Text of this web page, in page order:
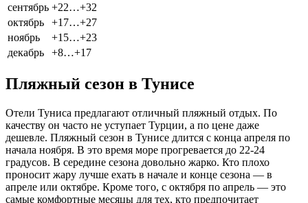
сентябрь +22…+32
октябрь
+17…+27
ноябрь
+15…+23
декабрь
+8…+17
Пляжный сезон в Тунисе
Отели Туниса предлагают отличный пляжный отдых. По
качеству он часто не уступает Турции, а по цене даже
дешевле. Пляжный сезон в Тунисе длится с конца апреля по
начала ноября. В это время море прогревается до 22-24
градусов. В середине сезона довольно жарко. Кто плохо
проносит жару лучше ехать в начале и конце сезона — в
апреле или октябре. Кроме того, с октября по апрель — это
самые комфортные месяцы для тех, кто предпочитает